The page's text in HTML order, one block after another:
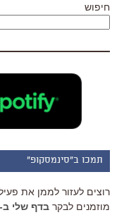
חיפוש
תמכו ב"סינמסקופ"
רוצים לעזור לממן את
מוזמנים לבקר בדף שלי ב-Patreon